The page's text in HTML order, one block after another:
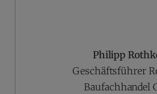
Philipp
Geschäftsführer
Baufachhandel